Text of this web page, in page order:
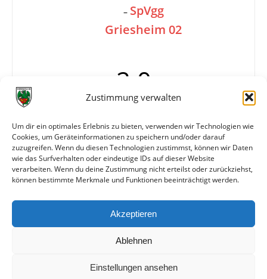
Zustimmung verwalten
Um dir ein optimales Erlebnis zu bieten, verwenden wir Technologien wie
Cookies, um Geräteinformationen zu speichern und/oder darauf
zuzugreifen. Wenn du diesen Technologien zustimmst, können wir Daten
wie das Surfverhalten oder eindeutige IDs auf dieser Website
verarbeiten. Wenn du deine Zustimmung nicht erteilst oder zurückziehst,
können bestimmte Merkmale und Funktionen beeinträchtigt werden.
Akzeptieren
Ablehnen
Einstellungen ansehen
– SpVgg
Griesheim 02
2:0
Tore
1:0 Mittelstürmer
2:0 Mittelstürmer (20.)
Schiedsrichter
Keßler
Alle bisherigen Partien der beiden Mannschaften
anzeigen